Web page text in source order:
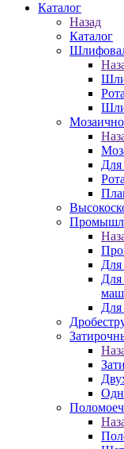
Каталог
Назад
Каталог
Для
Для